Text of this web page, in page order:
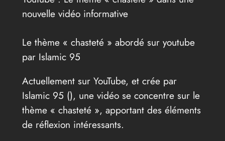
nouvelle vidéo informative
Le thème « chasteté » abordé sur youtube
par Islamic 95
Actuellement sur YouTube, et crée par
Islamic 95 (), une vidéo se concentre sur le
thème « chasteté », apportant des éléments
de réflexion intéressants.